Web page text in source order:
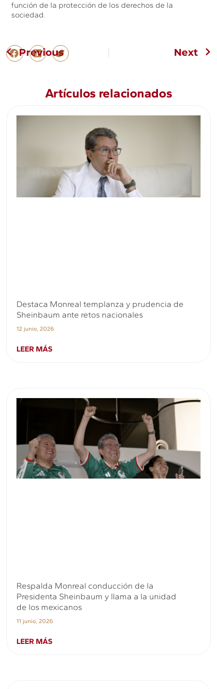
función de la protección de los derechos de la
sociedad.
Previous Next
Artículos relacionados
Destaca Monreal templanza y prudencia de
Sheinbaum ante retos nacionales
12 junio, 2026
LEER MÁS
Respalda Monreal conducción de la
Presidenta Sheinbaum y llama a la unidad
de los mexicanos
11 junio, 2026
LEER MÁS